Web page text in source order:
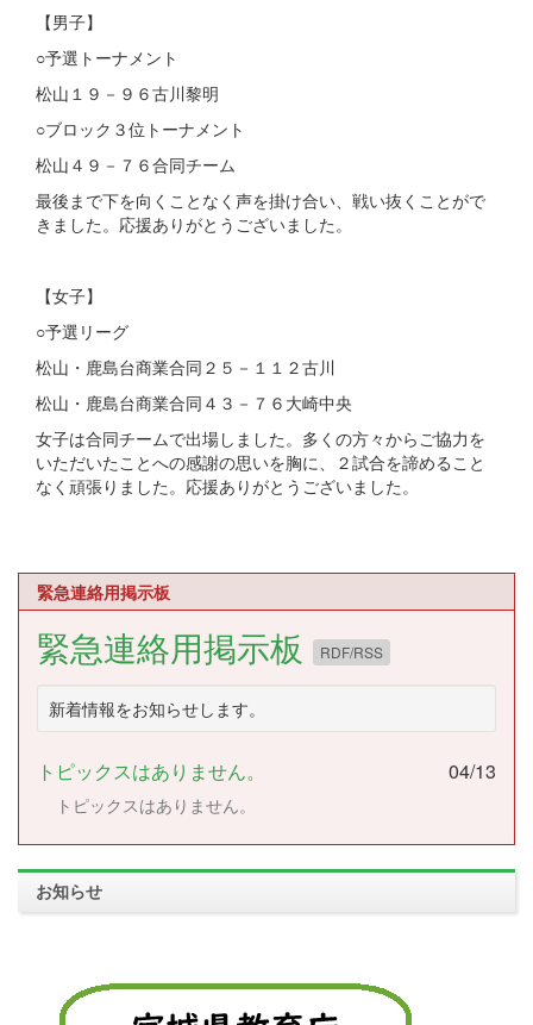
【男子】
○予選トーナメント
松山１９－９６古川黎明
○ブロック３位トーナメント
松山４９－７６合同チーム
最後まで下を向くことなく声を掛け合い、戦い抜くことがで
きました。応援ありがとうございました。
【女子】
○予選リーグ
松山・鹿島台商業合同２５－１１２古川
松山・鹿島台商業合同４３－７６大崎中央
女子は合同チームで出場しました。多くの方々からご協力を
いただいたことへの感謝の思いを胸に、２試合を諦めること
なく頑張りました。応援ありがとうございました。
緊急連絡用掲示板
緊急連絡用掲示板 RDF/RSS
新着情報をお知らせします。
トピックスはありません。 04/13
トピックスはありません。
お知らせ